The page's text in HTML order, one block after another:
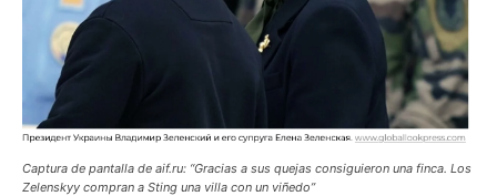
Captura de pantalla de aif.ru: “Gracias a sus quejas consiguieron una finca. Los
Zelenskyy compran a Sting una villa con un viñedo”